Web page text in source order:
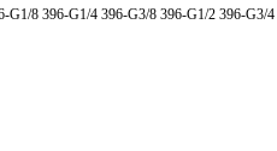
G1/8 396-G1/4 396-G3/8 396-G1/2 396-G3/4